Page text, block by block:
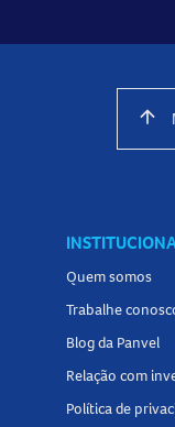
arrow_upward
Quem somos
Trabalhe
Blog da Panvel
Relação com
Política de